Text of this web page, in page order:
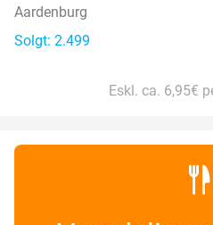
Aardenburg
Solgt: 2.499
Eskl. ca. 6,95€